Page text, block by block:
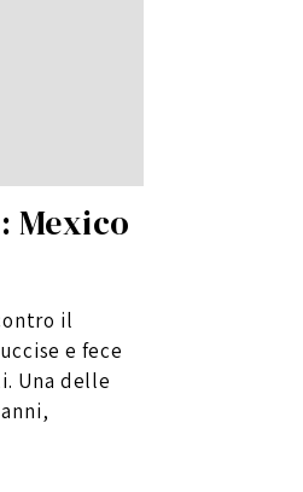
Mexico
il
e fece
Una delle